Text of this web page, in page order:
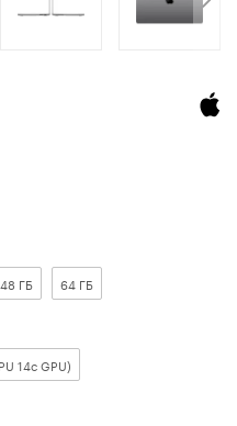
48 ГБ 64 ГБ
14c GPU)